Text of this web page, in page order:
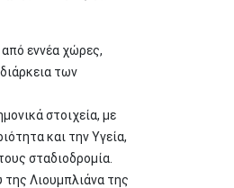
εννέα χώρες,
των
στοιχεία, με
και την Υγεία,
σταδιοδρομία.
Λιουμπλιάνα της